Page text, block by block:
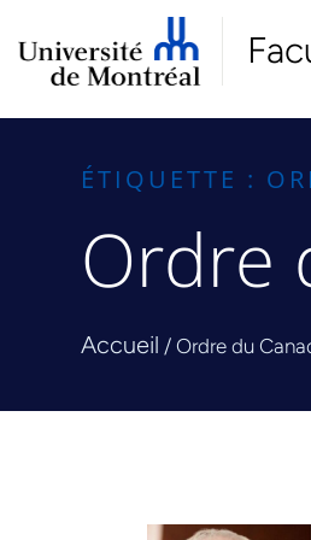
ÉTIQUETTE :
Ordre
Accueil /Ordre du